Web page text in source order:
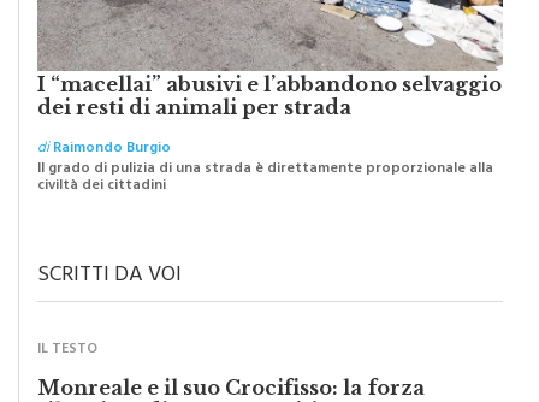
I “macellai” abusivi e l’abbandono selvaggio
dei resti di animali per strada
diRaimondo Burgio
Il grado di pulizia di una strada è direttamente proporzionale alla
civiltà dei cittadini
Monreale e il suo Crocifisso: la forza
silenziosa di una comunità